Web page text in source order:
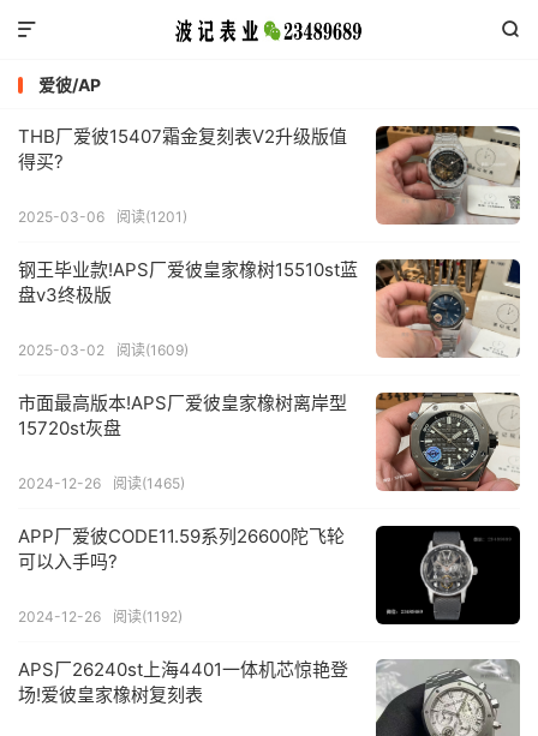


爱彼/AP
THB厂爱彼15407霜金复刻表V2升级版值
得买?
2025-03-06 阅读(1201)
钢王毕业款!APS厂爱彼皇家橡树15510st蓝
盘v3终极版
2025-03-02 阅读(1609)
市面最高版本!APS厂爱彼皇家橡树离岸型
15720st灰盘
2024-12-26 阅读(1465)
APP厂爱彼CODE11.59系列26600陀飞轮
可以入手吗?
2024-12-26 阅读(1192)
APS厂26240st上海4401一体机芯惊艳登
场!爱彼皇家橡树复刻表